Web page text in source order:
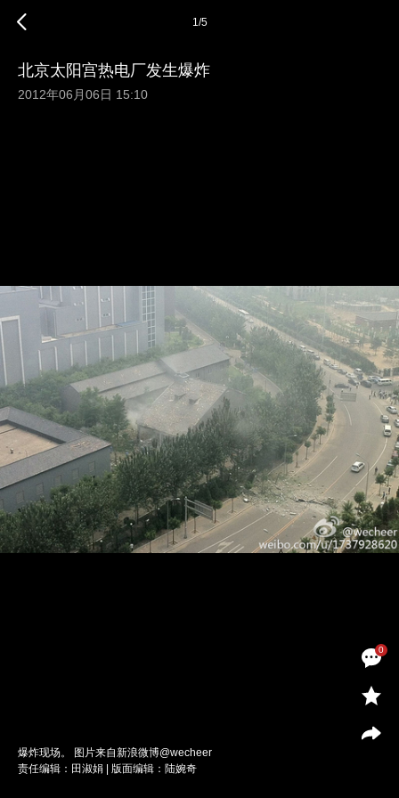
0
1/5
北京太阳宫热电厂发生爆炸
2012年06月06日 15:10
爆炸现场。 图片来自新浪微博@wecheer
责任编辑：田淑娟 | 版面编辑：陆婉奇